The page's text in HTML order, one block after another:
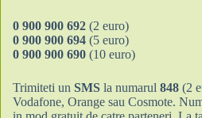
0 900 900 692 (2 euro)
0 900 900 694 (5 euro)
0 900 900 690 (10 euro)
Trimiteti un SMS la numarul 848 (2
Vodafone, Orange sau Cosmote.